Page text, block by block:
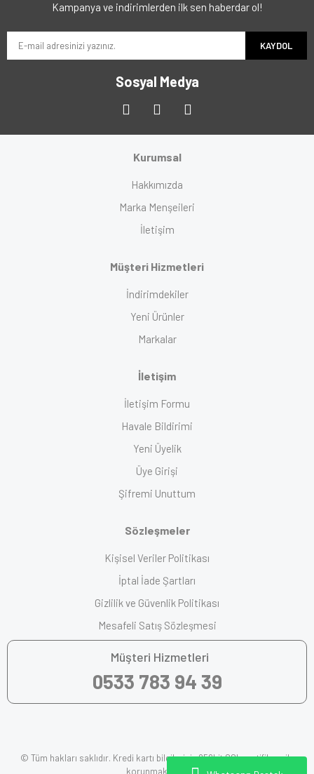
Kampanya ve indirimlerden ilk sen haberdar ol!
KAYDOL
Sosyal Medya
Kurumsal
Hakkımızda
Marka Menşeileri
İletişim
Müşteri Hizmetleri
İndirimdekiler
Yeni Ürünler
Markalar
İletişim
İletişim Formu
Havale Bildirimi
Yeni Üyelik
Üye Girişi
Şifremi Unuttum
Sözleşmeler
Kişisel Veriler Politikası
İptal İade Şartları
Gizlilik ve Güvenlik Politikası
Mesafeli Satış Sözleşmesi
Müşteri Hizmetleri
0533 783 94 39
© Tüm hakları saklıdır. Kredi kartı bilgileriniz 256bit SSL sertifikası ile
korunmaktadır.